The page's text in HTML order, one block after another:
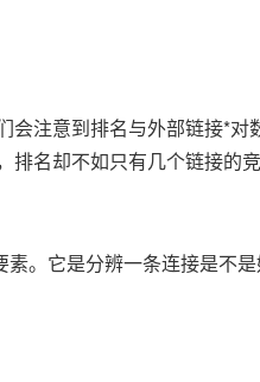
会注意到排名与外部链接*
名却不如只有几个链接的
它是分辨一条连接是不是